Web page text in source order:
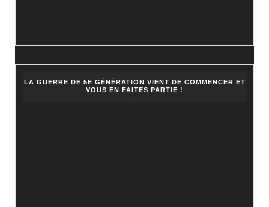
LA GUERRE DE 5E GÉNÉRATION VIENT DE COMMENCER ET
VOUS EN FAITES PARTIE !